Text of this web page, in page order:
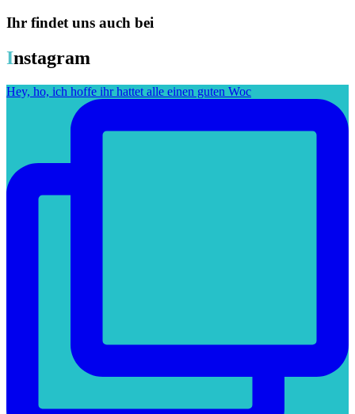
Ihr findet uns auch bei
Instagram
Hey, ho, ich hoffe ihr hattet alle einen guten Woc